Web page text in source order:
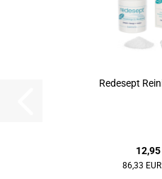
Redesept
12,95
86,33